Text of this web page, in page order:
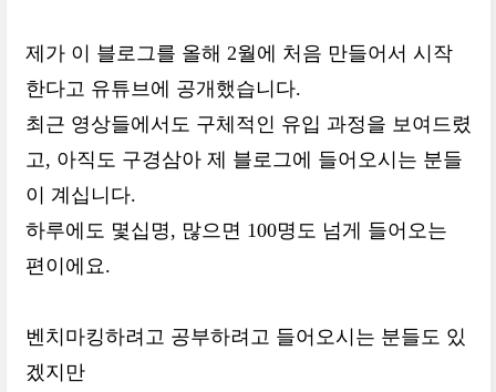
제가 이 블로그를 올해 2월에 처음 만들어서 시작
한다고 유튜브에 공개했습니다.
최근 영상들에서도 구체적인 유입 과정을 보여드렸
고, 아직도 구경삼아 제 블로그에 들어오시는 분들
이 계십니다.
하루에도 몇십명, 많으면 100명도 넘게 들어오는
편이에요.
벤치마킹하려고 공부하려고 들어오시는 분들도 있
겠지만